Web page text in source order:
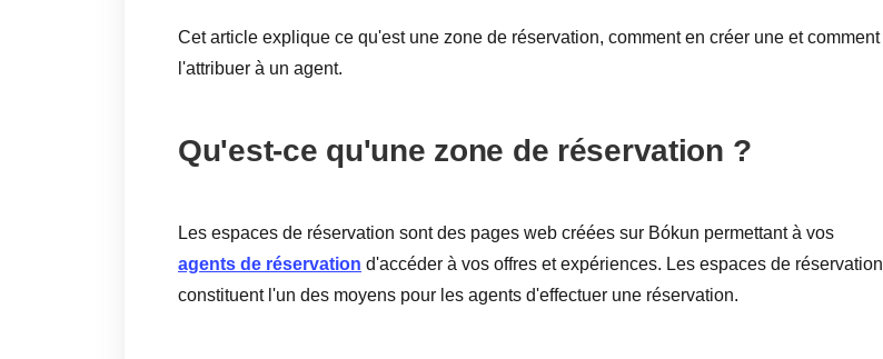
Cet article explique ce qu'est une zone de réservation, comment en créer une et comment
l'attribuer à un agent.
Qu'est-ce qu'une zone de réservation ?
Les espaces de réservation sont des pages web créées sur Bókun permettant à vos
agents de réservation d'accéder à vos offres et expériences. Les espaces de réservation
constituent l'un des moyens pour les agents d'effectuer une réservation.